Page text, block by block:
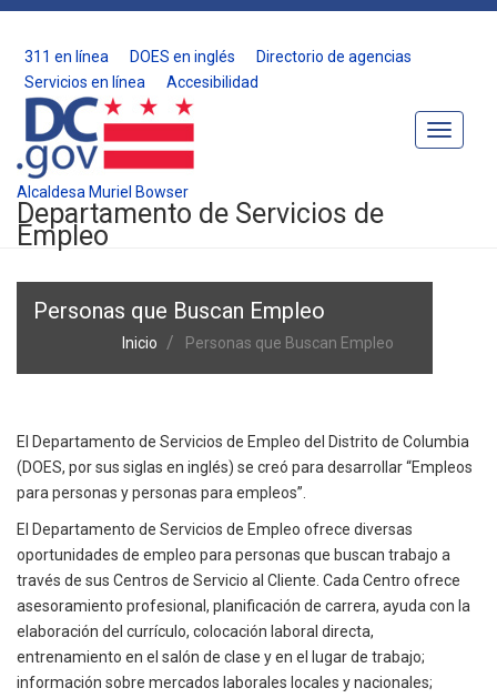
311 en línea DOES en inglés
Directorio de agencias
Servicios en línea
Accesibilidad
Toggle
Alcaldesa Muriel Bowser
Departamento de Servicios de
Empleo
Personas que Buscan Empleo
Inicio Personas que Buscan Empleo
El Departamento de Servicios de Empleo del Distrito de Columbia
(DOES, por sus siglas en inglés) se creó para desarrollar “Empleos
para personas y personas para empleos”.
El Departamento de Servicios de Empleo ofrece diversas
oportunidades de empleo para personas que buscan trabajo a
través de sus Centros de Servicio al Cliente. Cada Centro ofrece
asesoramiento profesional, planificación de carrera, ayuda con la
elaboración del currículo, colocación laboral directa,
entrenamiento en el salón de clase y en el lugar de trabajo;
información sobre mercados laborales locales y nacionales;